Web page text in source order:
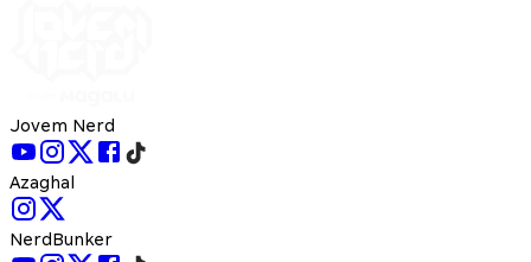
Jovem Nerd
Azaghal
NerdBunker